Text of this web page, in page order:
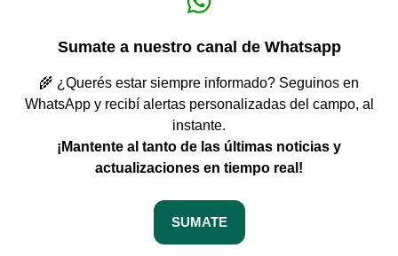
Sumate a nuestro canal de Whatsapp
🌾 ¿Querés estar siempre informado? Seguinos en
WhatsApp y recibí alertas personalizadas del campo, al
instante.
¡Mantente al tanto de las últimas noticias y
actualizaciones en tiempo real!
SUMATE